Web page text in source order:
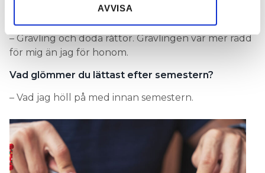
AVVISA
Märkligaste djurfyndet i en krypgrund?
– Grävling och döda råttor. Grävlingen var mer rädd
för mig än jag för honom.
Vad glömmer du lättast efter semestern?
– Vad jag höll på med innan semestern.